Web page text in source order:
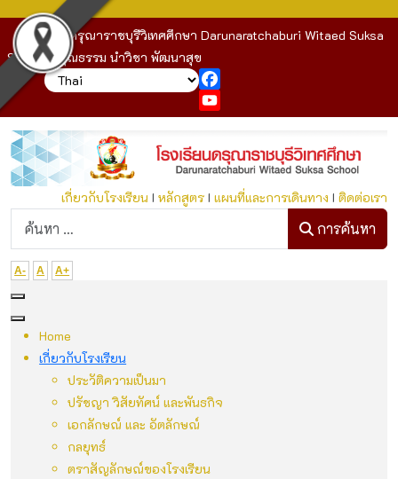
โรงเรียนดรุณาราชบุรีวิเทศศึกษา Darunaratchaburi Witaed Suksa
School : คุณธรรม นำวิชา พัฒนาสุข
YouTube
เกี่ยวกับโรงเรียนI หลักสูตรI แผนที่และการเดินทาง I ติดต่อเรา
ก
การค้นหา
A- A A+
Home
เกี่ยวกับโรงเรียน
ประวัติความเป็นมา
ปรัชญา วิสัยทัศน์ และพันธกิจ
เอกลักษณ์ และ อัตลักษณ์
กลยุทธ์
ตราสัญลักษณ์ของโรงเรียน